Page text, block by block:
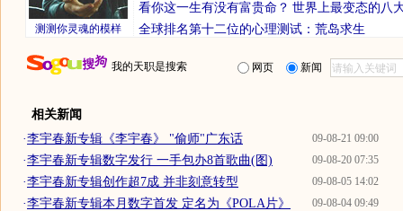
测测你灵魂的模样
看你这一生有没有富贵命？ 世界上最变态的八
全球排名第十二位的心理测试：荒岛求生
我的天职是搜索 网页 新闻
相关新闻
09-08-21 09:00
·李宇春新专辑《李宇春》 "偷师"广东话
09-08-20 07:35
·李宇春新专辑数字发行 一手包办8首歌曲(图)
09-08-05 14:02
·李宇春新专辑创作超7成 并非刻意转型
09-08-04 09:49
·李宇春新专辑本月数字首发 定名为《POLA片》